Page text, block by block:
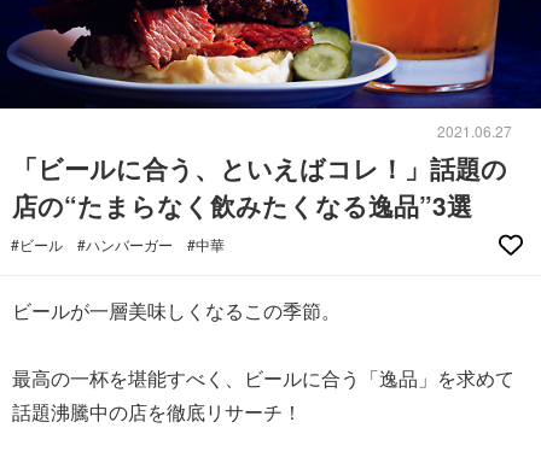
2021.06.27
「ビールに合う、といえばコレ！」話題の
店の“たまらなく飲みたくなる逸品”3選
#ビール #ハンバーガー #中華
ビールが一層美味しくなるこの季節。
最高の一杯を堪能すべく、ビールに合う「逸品」を求めて
話題沸騰中の店を徹底リサーチ！